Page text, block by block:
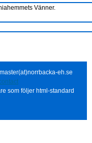
Vänner.
eh.se
som följer html-standard